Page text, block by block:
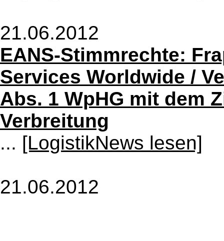
21.06.2012
EANS-Stimmrechte:
Services Worldwide /
Abs. 1 WpHG mit dem
Verbreitung
... [LogistikNews lesen]
21.06.2012